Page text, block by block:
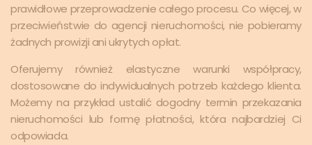
prawidłowe przeprowadzenie całego procesu. Co więcej, w
przeciwieństwie do agencji nieruchomości, nie pobieramy
żadnych prowizji ani ukrytych opłat.
Oferujemy również elastyczne warunki współpracy,
dostosowane do indywidualnych potrzeb każdego klienta.
Możemy na przykład ustalić dogodny termin przekazania
nieruchomości lub formę płatności, która najbardziej Ci
odpowiada.